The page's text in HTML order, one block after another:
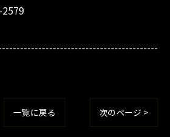
一覧に戻る 次のページ >